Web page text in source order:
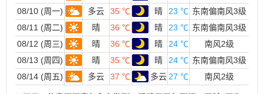
08/10 (周一)
多云 35 ℃ 晴 23 ℃ 东南偏南风3级
08/11 (周二)
晴 36 ℃ 晴 23 ℃ 东南偏南风3级
08/12 (周三)
晴 36 ℃ 晴 24 ℃
南风2级
08/13 (周四)
晴 35 ℃ 晴 24 ℃ 东南偏南风3级
08/14 (周五)
多云 37 ℃ 多云 27 ℃ 南风2级